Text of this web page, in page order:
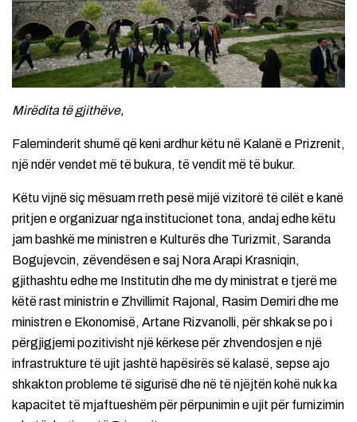
Mirëdita të gjithëve,
Faleminderit shumë që keni ardhur këtu në Kalanë e Prizrenit,
një ndër vendet më të bukura, të vendit më të bukur.
Këtu vijnë siç mësuam rreth pesë mijë vizitorë të cilët e kanë
pritjen e organizuar nga institucionet tona, andaj edhe këtu
jam bashkë me ministren e Kulturës dhe Turizmit, Saranda
Bogujevcin, zëvendësen e saj Nora Arapi Krasniqin,
gjithashtu edhe me Institutin dhe me dy ministrat e tjerë me
këtë rast ministrin e Zhvillimit Rajonal, Rasim Demiri dhe me
ministren e Ekonomisë, Artane Rizvanolli, për shkak se po i
përgjigjemi pozitivisht një kërkese për zhvendosjen e një
infrastrukture të ujit jashtë hapësirës së kalasë, sepse ajo
shkakton probleme të sigurisë dhe në të njëjtën kohë nuk ka
kapacitet të mjaftueshëm për përpunimin e ujit për furnizimin